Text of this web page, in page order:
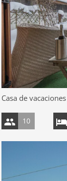
Casa de
10